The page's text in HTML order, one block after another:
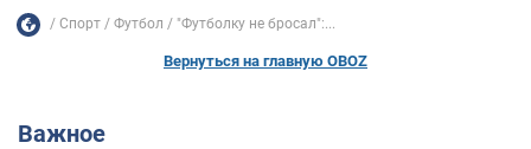
Спорт Футбол "Футболку не бросал":...
Вернуться на главную OBOZ
Важное